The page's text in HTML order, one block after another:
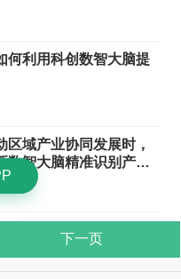
何利用科创数智大脑提
域产业协同发展时，
数智大脑精准识别产业
下一页